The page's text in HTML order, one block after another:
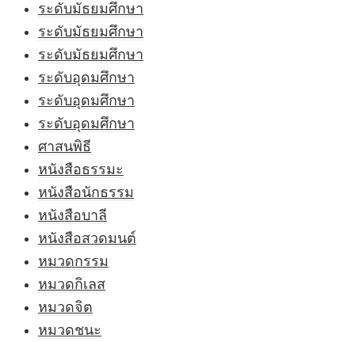
ระดับมัธยมศึกษา
ระดับมัธยมศึกษา
ระดับมัธยมศึกษา
ระดับอุดมศึกษา
ระดับอุดมศึกษา
ระดับอุดมศึกษา
ศาสนพิธี
หนังสือธรรมะ
หนังสือนักธรรม
หนังสือบาลี
หนังสือสวดมนต์
หมวดกรรม
หมวดกิเลส
หมวดจิต
หมวดชนะ